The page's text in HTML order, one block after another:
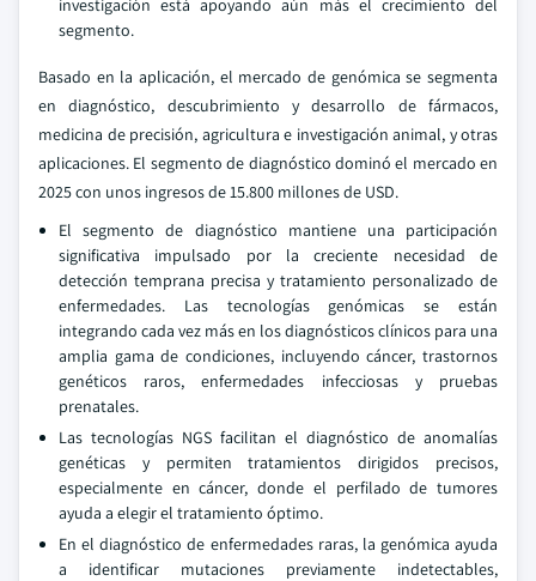
investigación está apoyando aún más el crecimiento del
segmento.
Basado en la aplicación, el mercado de genómica se segmenta
en diagnóstico, descubrimiento y desarrollo de fármacos,
medicina de precisión, agricultura e investigación animal, y otras
aplicaciones. El segmento de diagnóstico dominó el mercado en
2025 con unos ingresos de 15.800 millones de USD.
El segmento de diagnóstico mantiene una participación
significativa impulsado por la creciente necesidad de
detección temprana precisa y tratamiento personalizado de
enfermedades. Las tecnologías genómicas se están
integrando cada vez más en los diagnósticos clínicos para una
amplia gama de condiciones, incluyendo cáncer, trastornos
genéticos raros, enfermedades infecciosas y pruebas
prenatales.
Las tecnologías NGS facilitan el diagnóstico de anomalías
genéticas y permiten tratamientos dirigidos precisos,
especialmente en cáncer, donde el perfilado de tumores
ayuda a elegir el tratamiento óptimo.
En el diagnóstico de enfermedades raras, la genómica ayuda
a identificar mutaciones previamente indetectables,